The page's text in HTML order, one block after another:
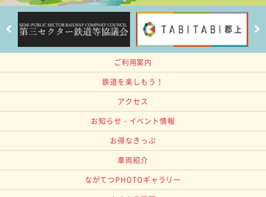
ご利用案内
鉄道を楽しもう！
アクセス
お知らせ・イベント情報
お得なきっぷ
車両紹介
ながてつPHOTOギャラリー